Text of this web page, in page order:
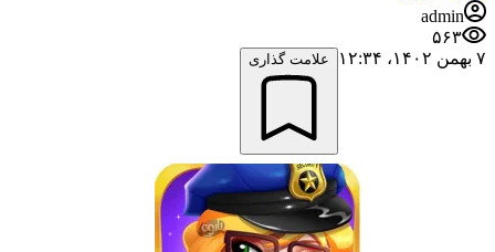
admin
۵۶۳
۷ بهمن ۱۴۰۲،‏ ۱۲:۳۴
علامت گذاری